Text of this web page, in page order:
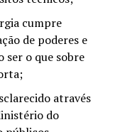
cumpre
de poderes e
ser o que sobre
através
do